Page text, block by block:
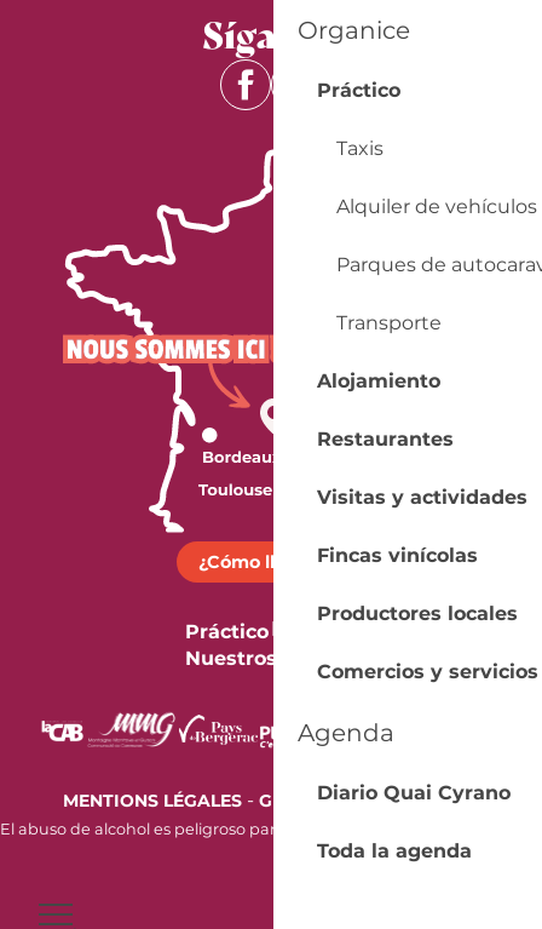
Organice
Práctico
Taxis
Alquiler de vehículos
Parques de
Transporte
Alojamiento
Restaurantes
Visitas y actividades
Fincas vinícolas
Productores locales
Comercios y servicios
Agenda
Diario Quai Cyrano
Toda la agenda
Síganos
¿Cómo llegar?
Práctico
Nuestros folletos
MENTIONS LÉGALES- GESTION DES COOKIES
El abuso de alcohol es peligroso para la salud. Beba con moderación.